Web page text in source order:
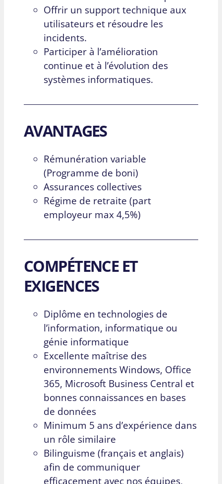
Offrir un support technique aux
utilisateurs et résoudre les
incidents.
Participer à l’amélioration
continue et à l’évolution des
systèmes informatiques.
AVANTAGES
Rémunération variable
(Programme de boni)
Assurances collectives
Régime de retraite (part
employeur max 4,5%)
COMPÉTENCE ET
EXIGENCES
Diplôme en technologies de
l’information, informatique ou
génie informatique
Excellente maîtrise des
environnements Windows, Office
365, Microsoft Business Central et
bonnes connaissances en bases
de données
Minimum 5 ans d’expérience dans
un rôle similaire
Bilinguisme (français et anglais)
afin de communiquer
efficacement avec nos équipes,